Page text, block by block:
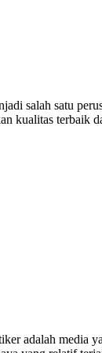
salah satu
kualitas
adalah media